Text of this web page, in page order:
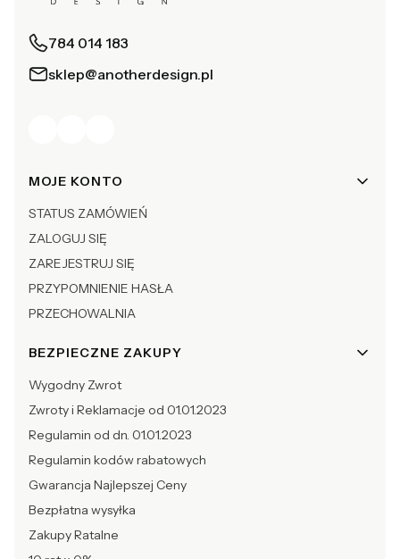
784 014 183
sklep@anotherdesign.pl
Linki w stopce
MOJE KONTO
STATUS ZAMÓWIEŃ
ZALOGUJ SIĘ
ZAREJESTRUJ SIĘ
PRZYPOMNIENIE HASŁA
PRZECHOWALNIA
BEZPIECZNE ZAKUPY
Wygodny Zwrot
Zwroty i Reklamacje od 01.01.2023
Regulamin od dn. 01.01.2023
Regulamin kodów rabatowych
Gwarancja Najlepszej Ceny
Bezpłatna wysyłka
Zakupy Ratalne